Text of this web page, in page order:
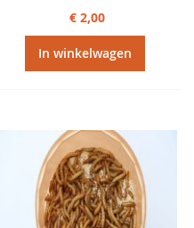
€ 2,00
In winkelwagen